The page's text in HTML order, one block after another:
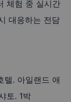
체험 중 실시간
대응하는 전담
. 아일랜드 애
토. 1박